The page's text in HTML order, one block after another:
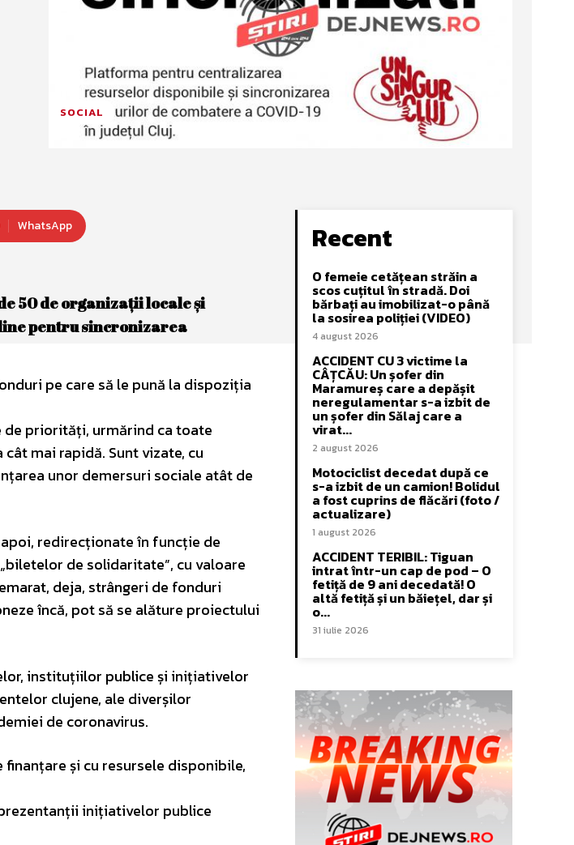
SOCIAL
WhatsApp
50 de organizații locale și
pentru sincronizarea
pe care să le pună la dispoziția
priorități, urmărind ca toate
mai rapidă. Sunt vizate, cu
unor demersuri sociale atât de
redirecționate în funcție de
de solidaritate”, cu valoare
deja, strângeri de fonduri
încă, pot să se alăture proiectului
instituțiilor publice și inițiativelor
clujene, ale diverșilor
de coronavirus.
și cu resursele disponibile,
inițiativelor publice
Recent
O femeie cetățean străin a
scos cuțitul în stradă. Doi
bărbați au imobilizat-o până
la sosirea poliției (VIDEO)
4 august 2026
ACCIDENT CU 3 victime la
CÂȚCĂU: Un șofer din
Maramureș care a depășit
neregulamentar s-a izbit de
un șofer din Sălaj care a
virat...
2 august 2026
Motociclist decedat după ce
s-a izbit de un camion! Bolidul
a fost cuprins de flăcări (foto /
actualizare)
1 august 2026
ACCIDENT TERIBIL: Tiguan
intrat într-un cap de pod – O
fetiță de 9 ani decedată! O
altă fetiță și un băiețel, dar și
o...
31 iulie 2026